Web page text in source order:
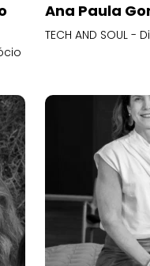
Ana Paula
TECH AND SOUL